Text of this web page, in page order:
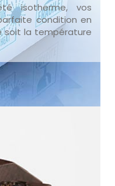
isotherme, vos
condition en
soit la température